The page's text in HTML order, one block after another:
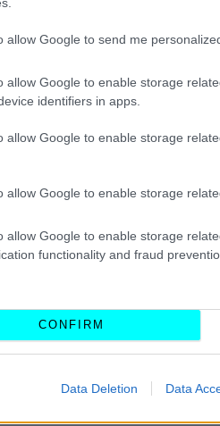
allow Google to send me
allow Google to enable storage
identifiers in apps.
allow Google to enable storage
allow Google to enable storage
allow Google to enable storage
functionality and fraud
CONFIRM
Data Deletion Data
πραγματοποιήθηκε με την